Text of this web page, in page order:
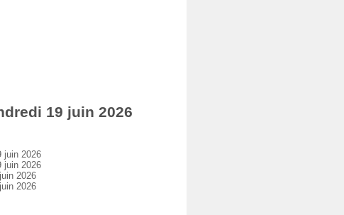
19 juin 2026
juin 2026
juin 2026
2026
2026